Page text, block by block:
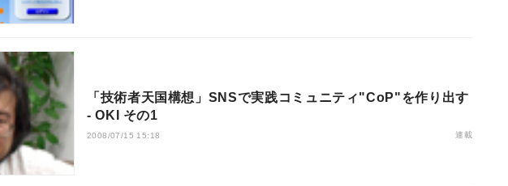
「技術者天国構想」SNSで実践コミュニティ"CoP"を作り出す
- OKI その1
2008/07/15 15:18 連載